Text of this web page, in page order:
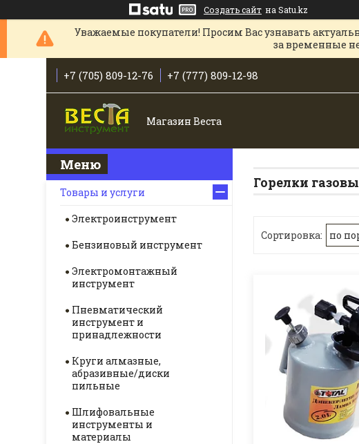
Создать сайт на Satu.kz
Уважаемые покупатели! Просим Вас узнавать
за временные
+7 (705) 809-12-76 +7 (777) 809-12-98
Магазин Веста
Горелки
Товары и услуги
Электроинструмент
Бензиновый инструмент
Электромонтажный
инструмент
Пневматический
инструмент и
принадлежности
Круги алмазные,
абразивные/диски
пильные
Шлифовальные
инструменты и
материалы